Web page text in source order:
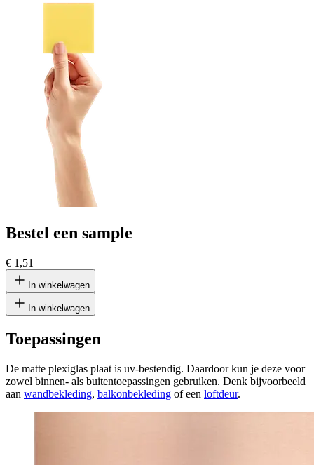
Bestel een sample
€ 1,51
In winkelwagen
In winkelwagen
Toepassingen
De matte plexiglas plaat is uv-bestendig. Daardoor kun je deze voor
zowel binnen- als buitentoepassingen gebruiken. Denk bijvoorbeeld
aan wandbekleding, balkonbekleding of een loftdeur.